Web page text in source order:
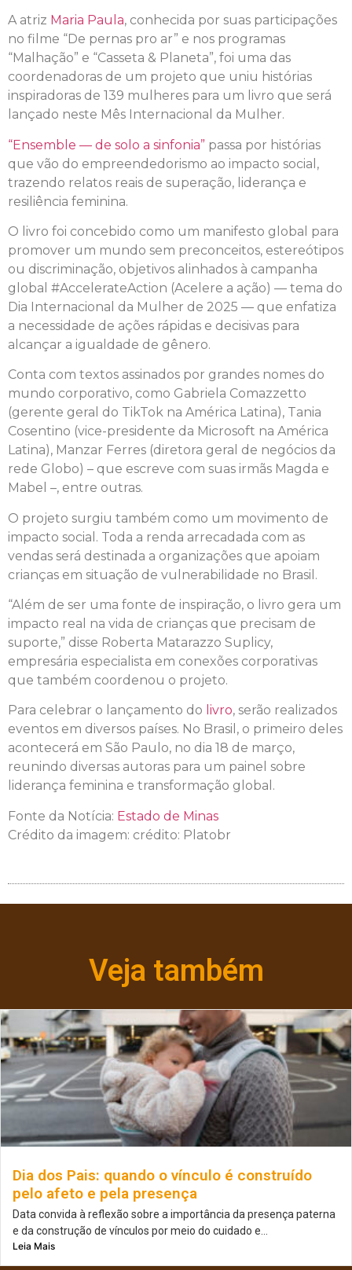
A atriz Maria Paula, conhecida por suas participações
no filme “De pernas pro ar” e nos programas
“Malhação” e “Casseta & Planeta”, foi uma das
coordenadoras de um projeto que uniu histórias
inspiradoras de 139 mulheres para um livro que será
lançado neste Mês Internacional da Mulher.
“Ensemble — de solo a sinfonia” passa por histórias
que vão do empreendedorismo ao impacto social,
trazendo relatos reais de superação, liderança e
resiliência feminina.
O livro foi concebido como um manifesto global para
promover um mundo sem preconceitos, estereótipos
ou discriminação, objetivos alinhados à campanha
global #AccelerateAction (Acelere a ação) — tema do
Dia Internacional da Mulher de 2025 — que enfatiza
a necessidade de ações rápidas e decisivas para
alcançar a igualdade de gênero.
Conta com textos assinados por grandes nomes do
mundo corporativo, como Gabriela Comazzetto
(gerente geral do TikTok na América Latina), Tania
Cosentino (vice-presidente da Microsoft na América
Latina), Manzar Ferres (diretora geral de negócios da
rede Globo) – que escreve com suas irmãs Magda e
Mabel –, entre outras.
O projeto surgiu também como um movimento de
impacto social. Toda a renda arrecadada com as
vendas será destinada a organizações que apoiam
crianças em situação de vulnerabilidade no Brasil.
“Além de ser uma fonte de inspiração, o livro gera um
impacto real na vida de crianças que precisam de
suporte,” disse Roberta Matarazzo Suplicy,
empresária especialista em conexões corporativas
que também coordenou o projeto.
Para celebrar o lançamento do livro, serão realizados
eventos em diversos países. No Brasil, o primeiro deles
acontecerá em São Paulo, no dia 18 de março,
reunindo diversas autoras para um painel sobre
liderança feminina e transformação global.
Fonte da Notícia: Estado de Minas
Crédito da imagem: crédito: Platobr
Veja também
Dia dos Pais: quando o vínculo é construído
pelo afeto e pela presença
Data convida à reflexão sobre a importância da presença paterna
e da construção de vínculos por meio do cuidado e...
Leia Mais